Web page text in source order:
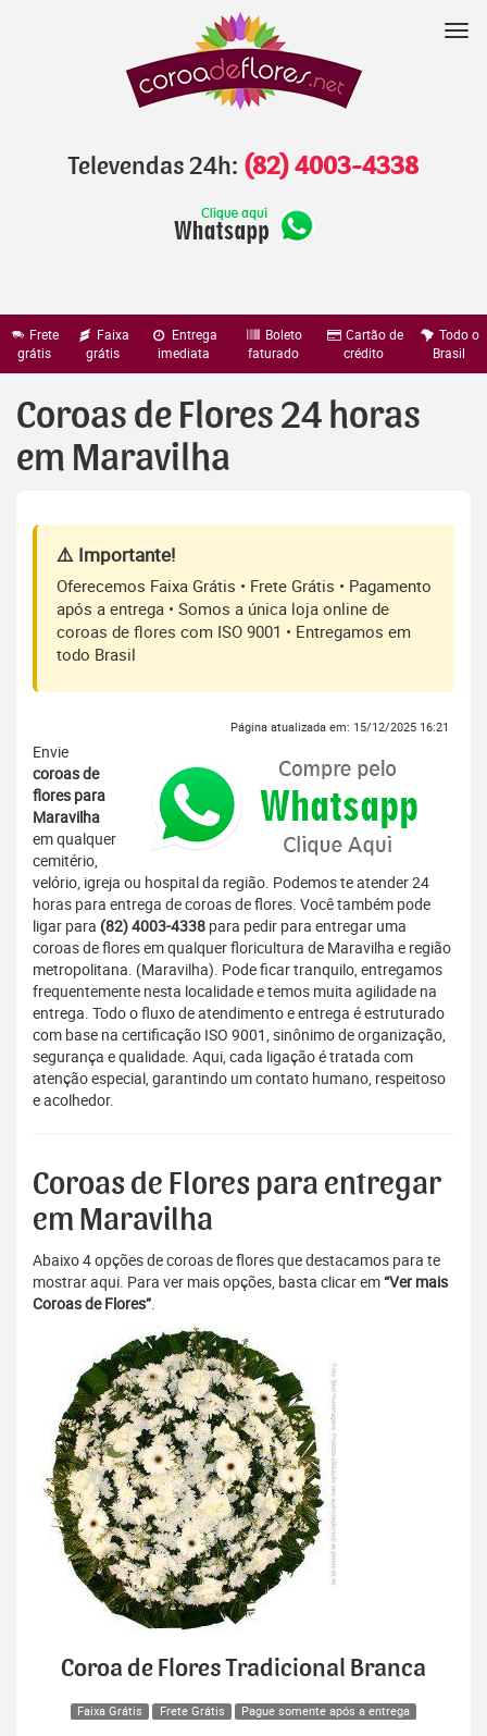
Televendas 24h: (82) 4003-4338
Frete
grátis
Faixa
grátis
Entrega
imediata
Boleto
faturado
Cartão de
crédito
Todo o
Brasil
Coroas de Flores 24 horas
em Maravilha
⚠️ Importante!
Oferecemos Faixa Grátis • Frete Grátis • Pagamento
após a entrega • Somos a única loja online de
coroas de flores com ISO 9001 • Entregamos em
todo Brasil
Página atualizada em: 15/12/2025 16:21
Envie
coroas de
flores para
Maravilha
em qualquer
cemitério,
velório, igreja ou hospital da região. Podemos te atender 24
horas para entrega de coroas de flores. Você também pode
ligar para (82) 4003-4338 para pedir para entregar uma
coroas de flores em qualquer floricultura de Maravilha e região
metropolitana. (Maravilha). Pode ficar tranquilo, entregamos
frequentemente nesta localidade e temos muita agilidade na
entrega. Todo o fluxo de atendimento e entrega é estruturado
com base na certificação ISO 9001, sinônimo de organização,
segurança e qualidade. Aqui, cada ligação é tratada com
atenção especial, garantindo um contato humano, respeitoso
e acolhedor.
Coroas de Flores para entregar
em Maravilha
Abaixo 4 opções de coroas de flores que destacamos para te
mostrar aqui. Para ver mais opções, basta clicar em“Ver mais
Coroas de Flores”.
Coroa de Flores Tradicional Branca
Faixa Grátis Frete Grátis Pague somente após a entrega